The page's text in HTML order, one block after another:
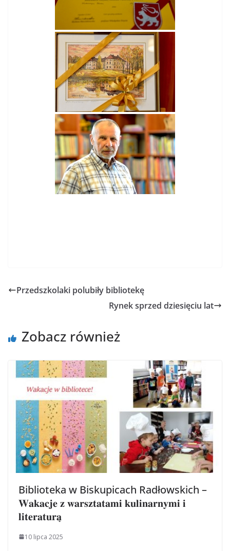
Przedszkolaki polubiły bibliotekę
Rynek sprzed dziesięciu lat
Zobacz również
Biblioteka w Biskupicach Radłowskich –
𝐖𝐚𝐤𝐚𝐜𝐣𝐞 𝐳 𝐰𝐚𝐫𝐬𝐳𝐭𝐚𝐭𝐚𝐦𝐢 𝐤𝐮𝐥𝐢𝐧𝐚𝐫𝐧𝐲𝐦𝐢 𝐢
𝐥𝐢𝐭𝐞𝐫𝐚𝐭𝐮𝐫𝐚̨
10 lipca 2025